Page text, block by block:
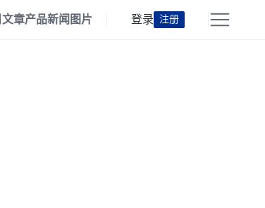
文章产品新闻 图片 登录 注册